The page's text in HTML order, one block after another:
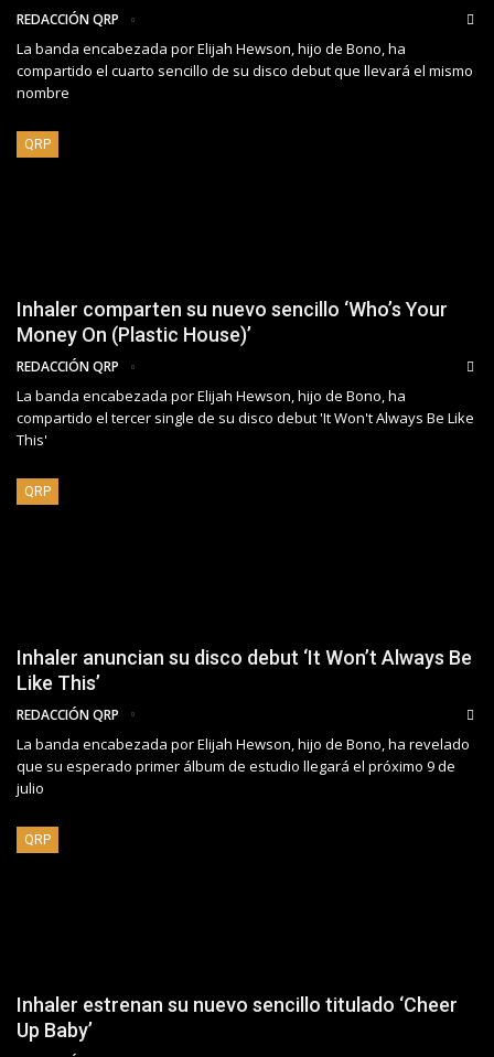
REDACCIÓN QRP
La banda encabezada por Elijah Hewson, hijo de Bono, ha
compartido el cuarto sencillo de su disco debut que llevará el mismo
nombre
QRP
Inhaler comparten su nuevo sencillo ‘Who’s Your
Money On (Plastic House)’
REDACCIÓN QRP
La banda encabezada por Elijah Hewson, hijo de Bono, ha
compartido el tercer single de su disco debut 'It Won't Always Be Like
This'
QRP
Inhaler anuncian su disco debut ‘It Won’t Always Be
Like This’
REDACCIÓN QRP
La banda encabezada por Elijah Hewson, hijo de Bono, ha revelado
que su esperado primer álbum de estudio llegará el próximo 9 de
julio
QRP
Inhaler estrenan su nuevo sencillo titulado ‘Cheer
Up Baby’